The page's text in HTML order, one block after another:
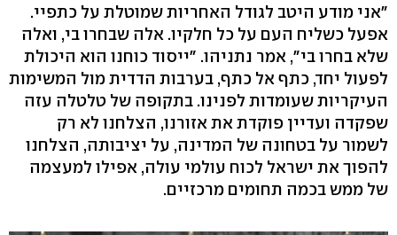
"אני מודע היטב לגודל האחריות שמוטלת על כתפיי.
אפעל כשליח העם על כל חלקיו. אלה שבחרו בי, ואלה
שלא בחרו בי", אמר נתניהו. "ייסוד כוחנו הוא היכולת
לפעול יחד, כתף אל כתף, בערבות הדדית מול המשימות
העיקריות שעומדות לפנינו. בתקופה של טלטלה עזה
שפקדה ועדיין פוקדת את אזורנו, הצלחנו לא רק
לשמור על בטחונה של המדינה, על יציבותה, הצלחנו
להפוך את ישראל לכוח עולמי עולה, אפילו למעצמה
של ממש בכמה תחומים מרכזיים.